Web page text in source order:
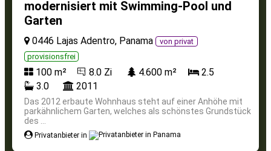
modernisiert mit Swimming-Pool und
Garten
0446 Lajas Adentro, Panama
von privat
provisionsfrei
100 m² 8.0 Zi 4.600 m²
2.5
3.0
2011
Das 2012 erbaute Wohnhaus steht auf einer Anhöhe mit
parkähnlichem Garten, welches als schönstes Grundstück
des ...
Privatanbieter in